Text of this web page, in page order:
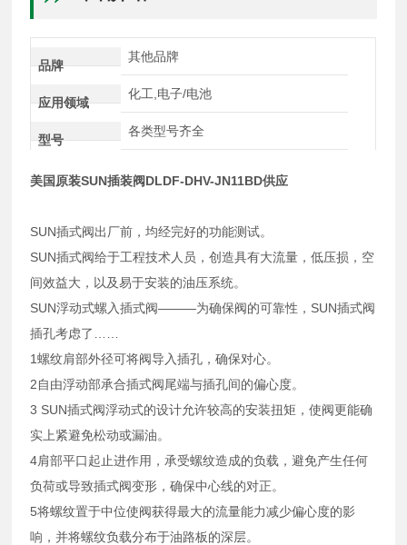
品牌
其他品牌
应用领域
化工,电子/电池
型号
各类型号齐全
美国原装SUN插装阀DLDF-DHV-JN11BD供应
SUN插式阀出厂前，均经完好的功能测试。
SUN插式阀给于工程技术人员，创造具有大流量，低压损，空
间效益大，以及易于安装的油压系统。
SUN浮动式螺入插式阀———为确保阀的可靠性，SUN插式阀
插孔考虑了……
1螺纹肩部外径可将阀导入插孔，确保对心。
2自由浮动部承合插式阀尾端与插孔间的偏心度。
3 SUN插式阀浮动式的设计允许较高的安装扭矩，使阀更能确
实上紧避免松动或漏油。
4肩部平口起止进作用，承受螺纹造成的负载，避免产生任何
负荷或导致插式阀变形，确保中心线的对正。
5将螺纹置于中位使阀获得最大的流量能力减少偏心度的影
响，并将螺纹负载分布于油路板的深层。